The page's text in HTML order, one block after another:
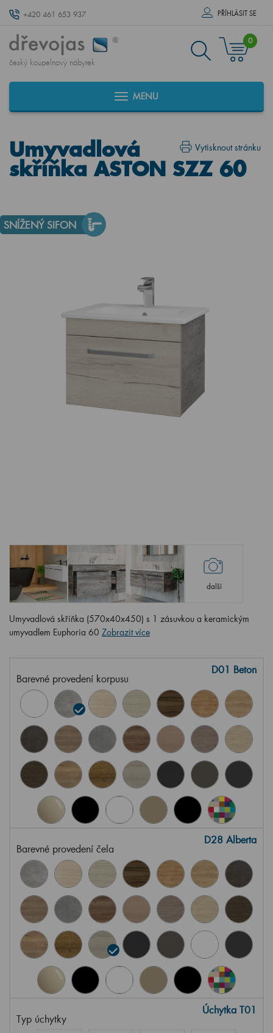
+420 461 653 937 PŘÍHLÁSIT SE
český koupelnový nábytek
0
MENU
Vytisknout stránku
Umyvadlová
skříňka ASTON SZZ 60
SNÍŽENÝ SIFON
další
Umyvadlová skříňka (570x40x450) s 1 zásuvkou a keramickým
umyvadlem Euphoria 60 Zobrazit více
Barevné provedení korpusu
D01 Beton
Barevné provedení čela
D28 Alberta
Typ úchytky
Úchytka T01